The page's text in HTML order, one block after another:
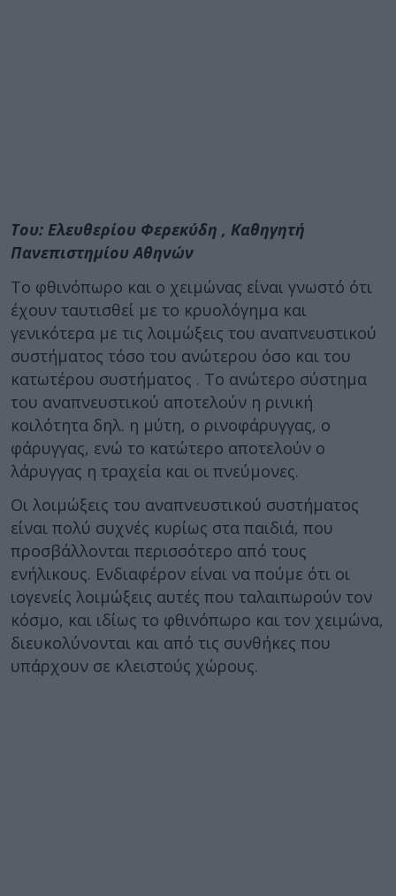
Του: Ελευθερίου Φερεκύδη , Καθηγητή
Πανεπιστημίου Αθηνών
Το φθινόπωρο και ο χειμώνας είναι γνωστό ότι
έχουν ταυτισθεί με το κρυολόγημα και
γενικότερα με τις λοιμώξεις του αναπνευστικού
συστήματος τόσο του ανώτερου όσο και του
κατωτέρου συστήματος . Το ανώτερο σύστημα
του αναπνευστικού αποτελούν η ρινική
κοιλότητα δηλ. η μύτη, ο ρινοφάρυγγας, ο
φάρυγγας, ενώ το κατώτερο αποτελούν ο
λάρυγγας η τραχεία και οι πνεύμονες.
Οι λοιμώξεις του αναπνευστικού συστήματος
είναι πολύ συχνές κυρίως στα παιδιά, που
προσβάλλονται περισσότερο από τους
ενήλικους. Ενδιαφέρον είναι να πούμε ότι οι
ιογενείς λοιμώξεις αυτές που ταλαιπωρούν τον
κόσμο, και ιδίως το φθινόπωρο και τον χειμώνα,
διευκολύνονται και από τις συνθήκες που
υπάρχουν σε κλειστούς χώρους.